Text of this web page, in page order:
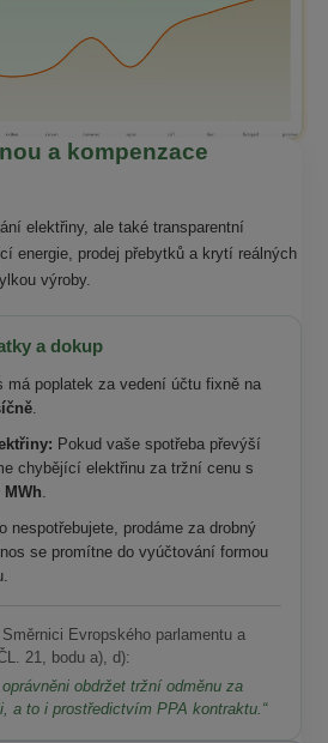
a kompenzace
elektřiny, ale také transparentní
energie, prodej přebytků a krytí reálných
výroby.
a dokup
má poplatek za vedení účtu fixně na
Pokud vaše spotřeba převýší
chybějící elektřinu za tržní cenu s
nespotřebujete, prodáme za drobný
se promítne do vyúčtování formou
Evropského parlamentu a
21, bodu a), d):
oprávněni obdržet tržní odměnu za
a to i prostředictvím PPA kontraktu.“